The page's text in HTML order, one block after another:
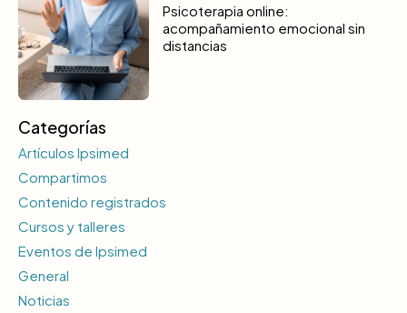
Psicoterapia online:
acompañamiento emocional sin
distancias
Categorías
Artículos Ipsimed
Compartimos
Contenido registrados
Cursos y talleres
Eventos de Ipsimed
General
Noticias